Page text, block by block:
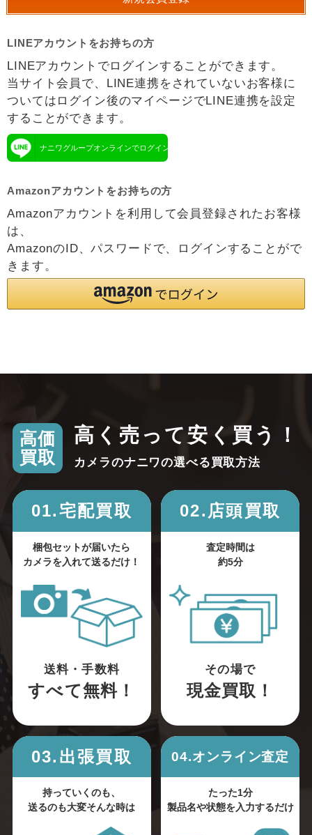
LINEアカウントをお持ちの方
LINEアカウントでログインすることができます。
当サイト会員で、LINE連携をされていないお客様に
ついてはログイン後のマイページでLINE連携を設定
することができます。
ナニワグループオンラインでログイン
Amazonアカウントをお持ちの方
Amazonアカウントを利用して会員登録されたお客様
は、
AmazonのID、パスワードで、ログインすることがで
きます。
高価
買取
高く売って安く買う！
カメラのナニワの選べる買取方法
01.宅配買取
梱包セットが届いたら
カメラを入れて送るだけ！
送料・手数料
すべて無料！
02.店頭買取
査定時間は
約5分
その場で
現金買取！
03.出張買取
持っていくのも、
送るのも大変そんな時は
04.オンライン査定
たった1分
製品名や状態を入力するだけ